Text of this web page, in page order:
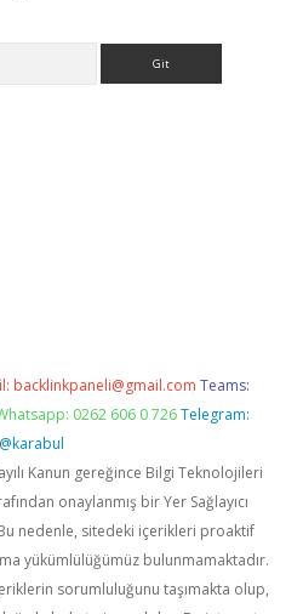
backlinkpaneli@gmail.com Teams:
0262 606 0 726 Telegram:
@karabul
Kanun gereğince Bilgi Teknolojileri
onaylanmış bir Yer Sağlayıcı
nedenle, sitedeki içerikleri proaktif
yükümlülüğümüz bulunmamaktadır.
sorumluluğunu taşımakta olup,